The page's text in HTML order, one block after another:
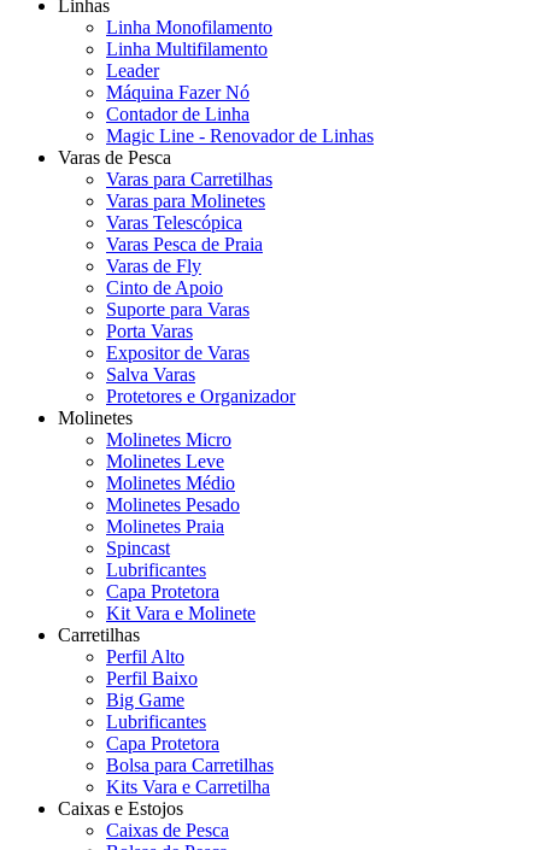
Linhas
Linha Monofilamento
Linha Multifilamento
Leader
Máquina Fazer Nó
Contador de Linha
Magic Line - Renovador de Linhas
Varas de Pesca
Varas para Carretilhas
Varas para Molinetes
Varas Telescópica
Varas Pesca de Praia
Varas de Fly
Cinto de Apoio
Suporte para Varas
Porta Varas
Expositor de Varas
Salva Varas
Protetores e Organizador
Molinetes
Molinetes Micro
Molinetes Leve
Molinetes Médio
Molinetes Pesado
Molinetes Praia
Spincast
Lubrificantes
Capa Protetora
Kit Vara e Molinete
Carretilhas
Perfil Alto
Perfil Baixo
Big Game
Lubrificantes
Capa Protetora
Bolsa para Carretilhas
Kits Vara e Carretilha
Caixas e Estojos
Caixas de Pesca